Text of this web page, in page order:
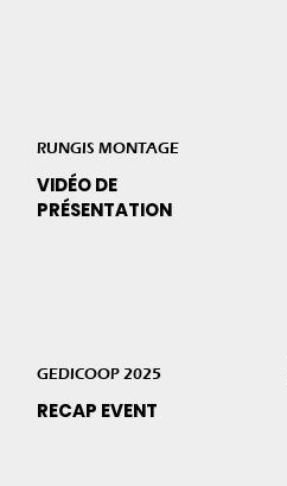
RUNGIS MONTAGE
VIDÉO DE
PRÉSENTATION
GEDICOOP 2025
RECAP EVENT